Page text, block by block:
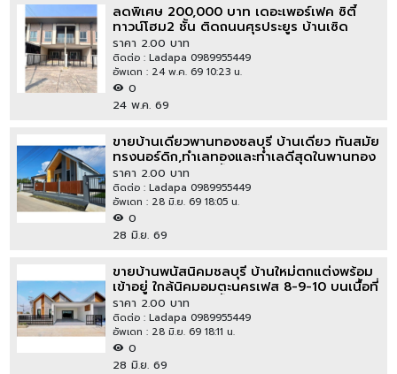
ลดพิเศษ 200,000 บาท เดอะเพอร์เฟค ซิตี้
ทาวน์โฮม2 ชั้น ติดถนนศุรประยูร บ้านเซิด
พนัสนิคม ชลบุรี
ราคา 2.00 บาท
ติดต่อ : Ladapa 0989955449
อัพเดท : 24 พ.ค. 69 10:23 น.
0
24 พ.ค. 69
ขายบ้านเดี่ยวพานทองชลบุรี บ้านเดี่ยว ทันสมัย
ทรงนอร์ดิก,ทำเลทองและทำเลดีสุดในพานทอง
3 ห้องนอน 2 ห้องน้ำ
ราคา 2.00 บาท
ติดต่อ : Ladapa 0989955449
อัพเดท : 28 มิ.ย. 69 18:05 น.
0
28 มิ.ย. 69
ขายบ้านพนัสนิคมชลบุรี บ้านใหม่ตกแต่งพร้อม
เข้าอยู่ ใกล้นิคมอมตะนครเฟส 8-9-10 บนเนื้อที่
35 ตรว 2 นอน 2 น้ำ
ราคา 2.00 บาท
ติดต่อ : Ladapa 0989955449
อัพเดท : 28 มิ.ย. 69 18:11 น.
0
28 มิ.ย. 69